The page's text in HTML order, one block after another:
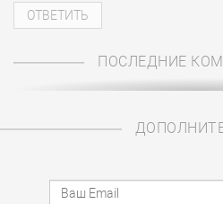
ПОСЛЕДНИЕ